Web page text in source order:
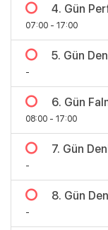
4. Gün
07:00 - 17:00
5. Gün
-
6. Gün
08:00 - 17:00
7. Gün
-
8. Gün
-